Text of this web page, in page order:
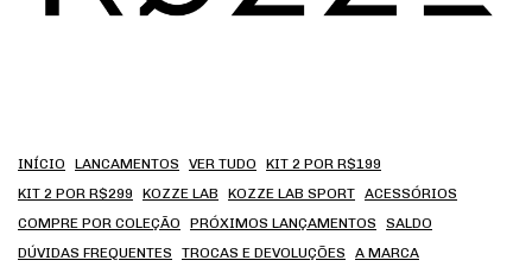
INÍCIO LANCAMENTOS VER TUDO
KIT 2 POR R$199
KIT 2 POR R$299
KOZZE LAB KOZZE LAB SPORT ACESSÓRIOS
COMPRE POR COLEÇÃO
PRÓXIMOS LANÇAMENTOS
SALDO
DÚVIDAS FREQUENTES
TROCAS E DEVOLUÇÕES
A MARCA